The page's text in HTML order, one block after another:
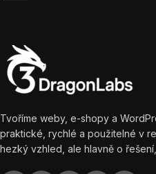
po zaplacení objednávky.
Majitel e-shopu si může
nahrát vlastní obrázky
administrace.Zákazník si při
nákupu vybere design, vyplní
údaje pro obdarovaného a
Tvoříme weby, e-shopy a
praktické, rychlé a použitelné v
hezký vzhled, ale hlavně o